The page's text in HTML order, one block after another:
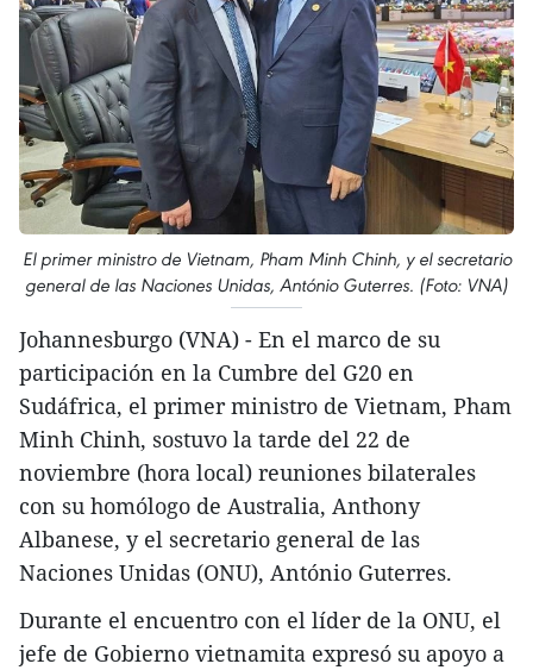
El primer ministro de Vietnam, Pham Minh Chinh, y el secretario
general de las Naciones Unidas, António Guterres. (Foto: VNA)
Johannesburgo (VNA) - En el marco de su
participación en la Cumbre del G20 en
Sudáfrica, el primer ministro de Vietnam, Pham
Minh Chinh, sostuvo la tarde del 22 de
noviembre (hora local) reuniones bilaterales
con su homólogo de Australia, Anthony
Albanese, y el secretario general de las
Naciones Unidas (ONU), António Guterres.
Durante el encuentro con el líder de la ONU, el
jefe de Gobierno vietnamita expresó su apoyo a